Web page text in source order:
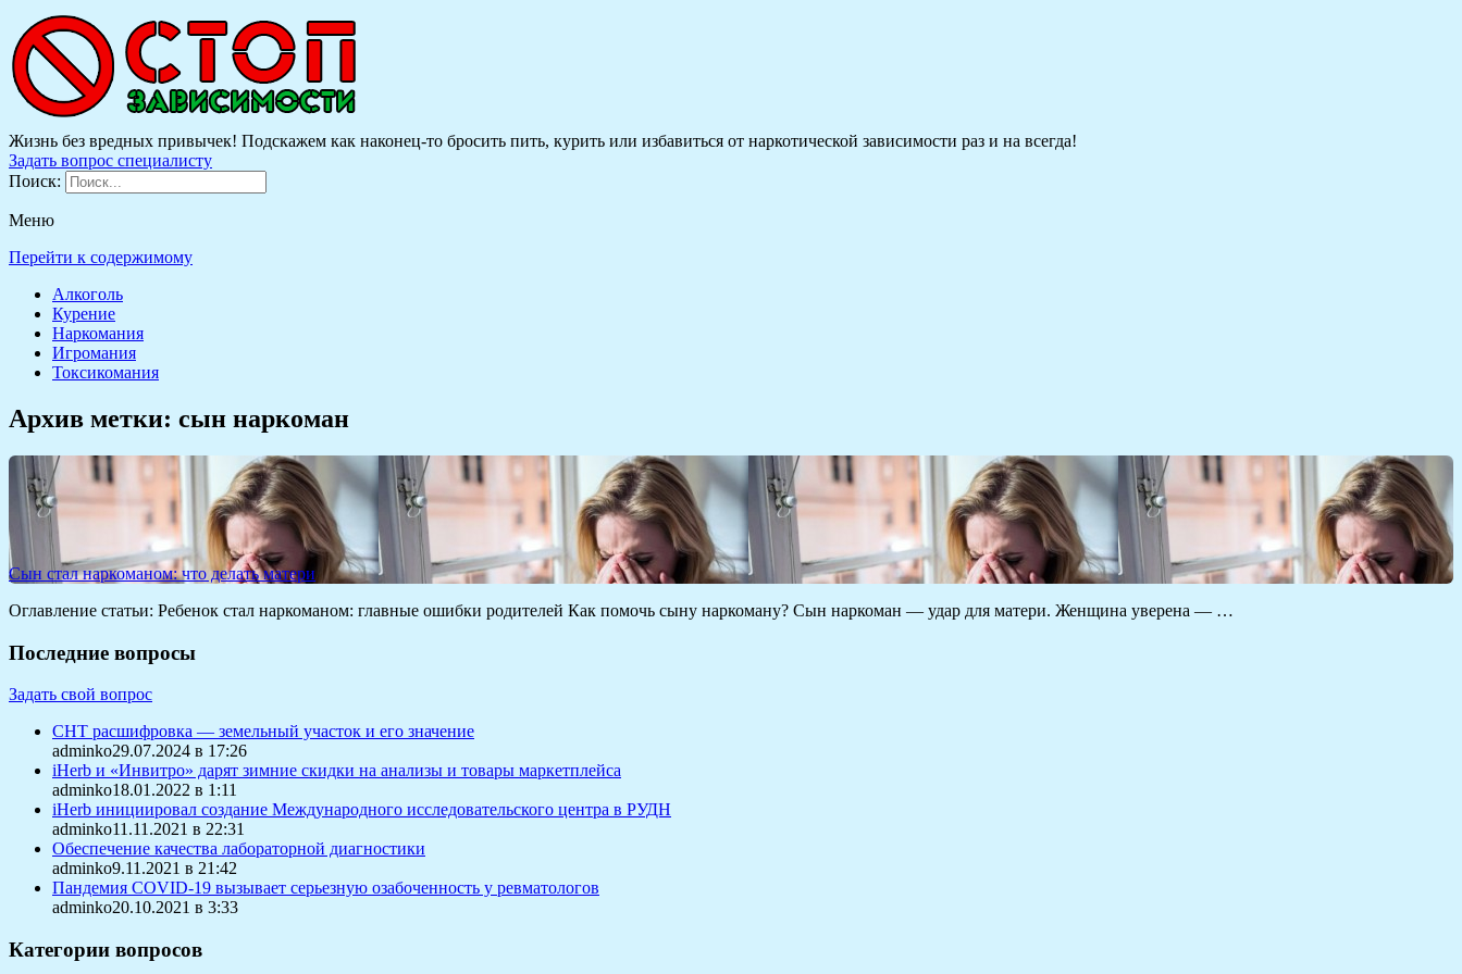
Жизнь без вредных привычек! Подскажем как наконец-то бросить пить, курить или избавиться от наркотической зависимости раз и на всегда!
Задать вопрос специалисту
Поиск:
Меню
Перейти к содержимому
Алкоголь
Курение
Наркомания
Игромания
Токсикомания
Архив метки: сын наркоман
Сын стал наркоманом: что делать матери
Оглавление статьи: Ребенок стал наркоманом: главные ошибки родителей Как помочь сыну наркоману? Сын наркоман — удар для матери. Женщина уверена — …
Последние вопросы
Задать свой вопрос
СНТ расшифровка — земельный участок и его значение
adminko29.07.2024 в 17:26
iHerb и «Инвитро» дарят зимние скидки на анализы и товары маркетплейса
adminko18.01.2022 в 1:11
iHerb инициировал создание Международного исследовательского центра в РУДН
adminko11.11.2021 в 22:31
Обеспечение качества лабораторной диагностики
adminko9.11.2021 в 21:42
Пандемия COVID-19 вызывает серьезную озабоченность у ревматологов
adminko20.10.2021 в 3:33
Категории вопросов